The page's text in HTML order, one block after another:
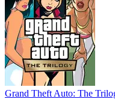
Grand Theft Auto: The